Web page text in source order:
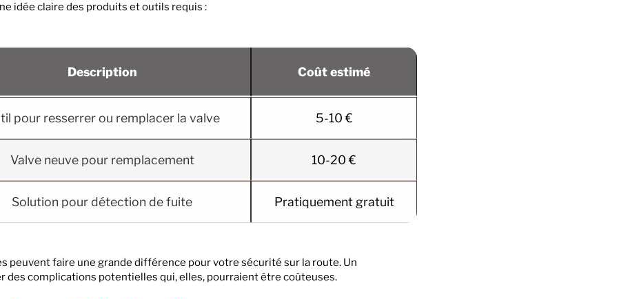
idée claire des produits et outils requis :
Description Coût estimé
pour resserrer ou remplacer la valve 5-10 €
Valve neuve pour remplacement 10-20 €
Solution pour détection de fuite Pratiquement gratuit
peuvent faire une grande différence pour votre sécurité sur la route. Un
des complications potentielles qui, elles, pourraient être coûteuses.